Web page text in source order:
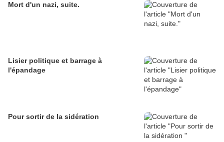
Mort d'un nazi, suite.
Lisier politique et barrage à
l'épandage
Pour sortir de la sidération